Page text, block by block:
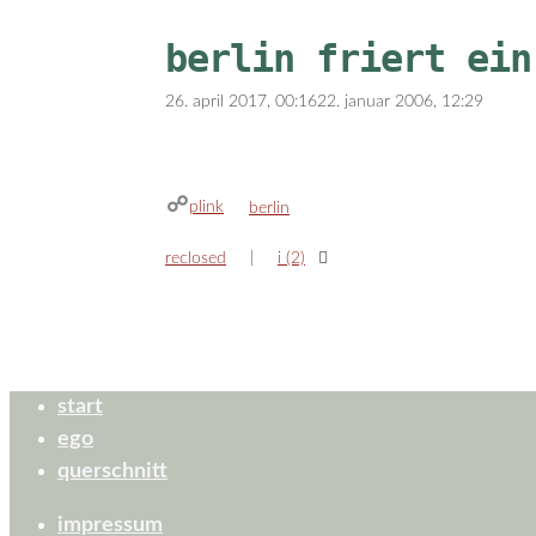
berlin friert ein
26. april 2017, 00:1622. januar 2006, 12:29
plink kategorien
berlin
reclosed i (2)
start
ego
querschnitt
impressum